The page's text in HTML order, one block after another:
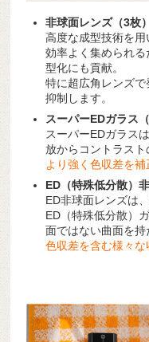
非球面レンズ（3枚）
高度な成型技術を
効率よく集められ
型化にも貢献。
特に超広角レンズ
抑制します。
スーパーEDガラス（
スーパーEDガラス
放からコントラスト
より強く色収差を補
ED（特殊低分散）
ED非球面レンズは
ED（特殊低分散）
面ではない曲面を持
色収差を含む様々な